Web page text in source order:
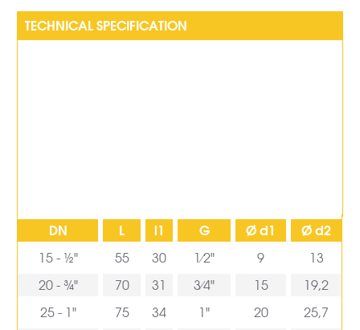
TECHNICAL SPECIFICATION
DN L l1 G Ø d1
Ø d2
15 - ½"
55 30 1⁄2" 9
13
20 - ¾"
70 31 3⁄4" 15
19,2
25 - 1"
75 34 1" 20
25,7